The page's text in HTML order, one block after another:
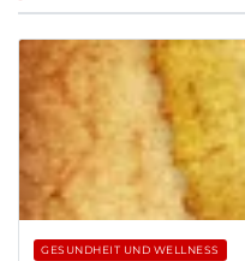
GESUNDHEIT UND WELLNESS